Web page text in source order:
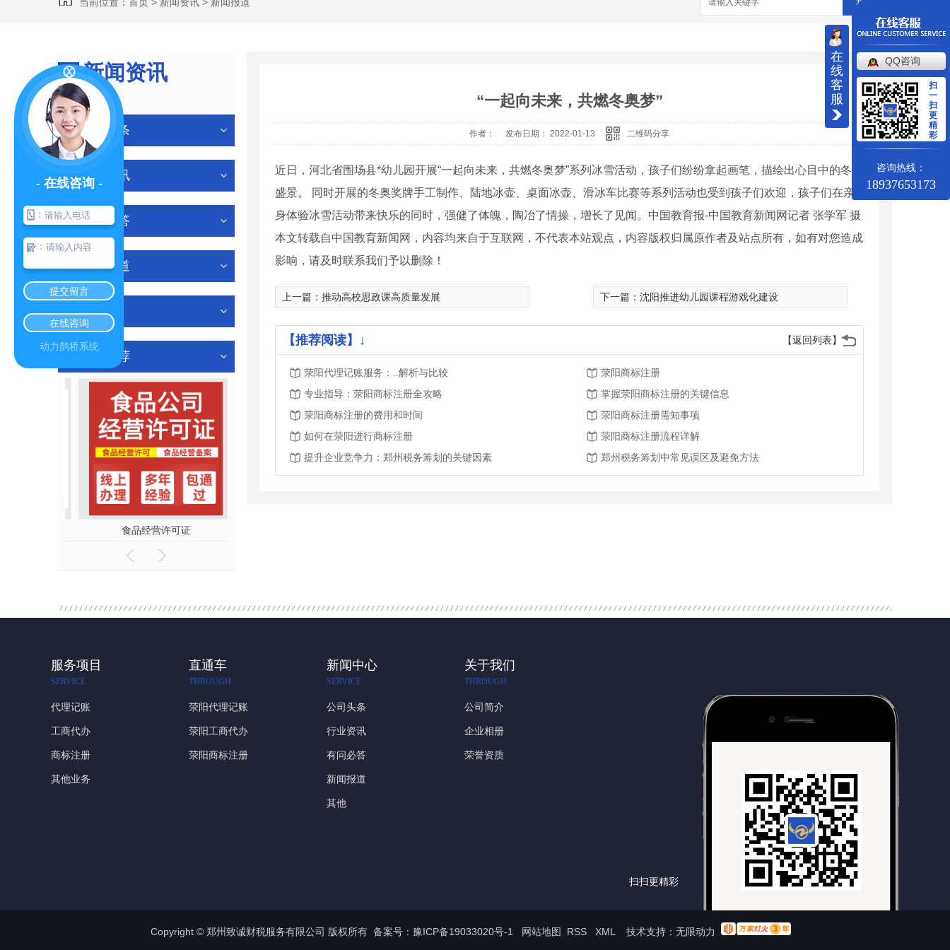
搜索
新闻资讯
NEWS
公司头条
行业资讯
有问必答
新闻报道
其他
热门推荐
食品经营许可证
“一起向未来，共燃冬奥梦”
作者： 发布日期： 2022-01-13 二维码分享
近日，河北省围场县*幼儿园开展“一起向未来，共燃冬奥梦”系列冰雪活动，孩子们纷纷拿起画笔，描绘出心目中的冬奥
盛景。 同时开展的冬奥奖牌手工制作、陆地冰壶、桌面冰壶、滑冰车比赛等系列活动也受到孩子们欢迎，孩子们在亲
身体验冰雪活动带来快乐的同时，强健了体魄，陶冶了情操，增长了见闻。中国教育报-中国教育新闻网记者 张学军 摄
本文转载自中国教育新闻网，内容均来自于互联网，不代表本站观点，内容版权归属原作者及站点所有，如有对您造成
影响，请及时联系我们予以删除！
上一篇： 推动高校思政课高质量发展 下一篇： 沈阳推进幼儿园课程游戏化建设
【返回列表】
【推荐阅读】↓
荥阳代理记账服务：..解析与比较
荥阳商标注册
专业指导：荥阳商标注册全攻略
掌握荥阳商标注册的关键信息
荥阳商标注册的费用和时间
荥阳商标注册需知事项
如何在荥阳进行商标注册
荥阳商标注册流程详解
提升企业竞争力：郑州税务筹划的关键因素
郑州税务筹划中常见误区及避免方法
服务项目
SERVICE
代理记账
工商代办
商标注册
其他业务
直通车
THROUGH
荥阳代理记账
荥阳工商代办
荥阳商标注册
新闻中心
SERVICE
公司头条
行业资讯
有问必答
新闻报道
其他
关于我们
THROUGH
公司简介
企业相册
荣誉资质
扫扫更精彩
Copyright © 郑州致诚财税服务有限公司 版权所有 备案号： 豫ICP备19033020号-1 网站地图 RSS XML 技术支持： 无限动力
在
线
客
服
QQ咨询
扫
一
扫
更
精
彩
咨询热线：
18937653173
- 在线咨询 -
：
：
提交留言
在线咨询
动力鹊桥系统